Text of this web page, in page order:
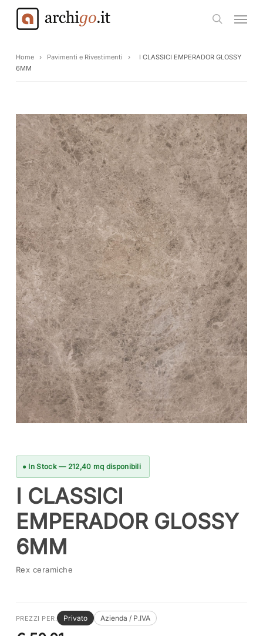
content
search
Home › Pavimenti e Rivestimenti ›
I CLASSICI EMPERADOR GLOSSY
6MM
● In Stock — 212,40 mq disponibili
I CLASSICI
EMPERADOR GLOSSY
6MM
Rex ceramiche
PREZZI PER: Privato Azienda / P.IVA